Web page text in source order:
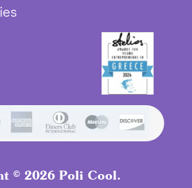
© 2026 Poli Cool.